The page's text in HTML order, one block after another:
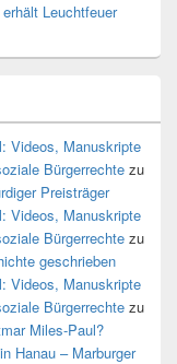
Leuchtfeuer
Videos, Manuskripte
Bürgerrechte zu
Preisträger
Videos, Manuskripte
Bürgerrechte zu
geschrieben
Videos, Manuskripte
Bürgerrechte zu
Miles-Paul?
Hanau – Marburger